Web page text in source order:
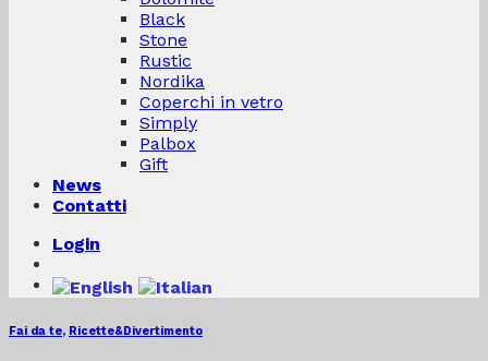
Black
Stone
Rustic
Nordika
Coperchi in vetro
Simply
Palbox
Gift
News
Contatti
Login
Fai da te, Ricette&Divertimento